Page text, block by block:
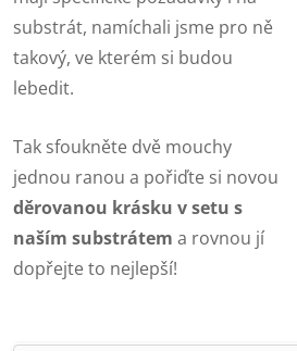
substrát, namíchali jsme pro ně
takový, ve kterém si budou
lebedit.
Tak sfoukněte dvě mouchy
jednou ranou a pořiďte si novou
děrovanou krásku v setu s
naším substrátem a rovnou jí
dopřejte to nejlepší!